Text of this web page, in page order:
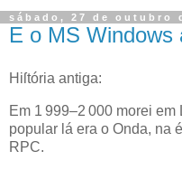
sábado, 27 de outubro
E o MS
H iſtória antiga:
Em 1 999–2 000 morei em
popular lá era o Onda, na
RPC.